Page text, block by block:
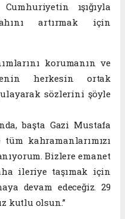
ışığıyla
artırmak için
korumanın ve
herkesin ortak
sözlerini şöyle
başta Gazi Mustafa
kahramanlarımızı
Bizlere emanet
ileriye taşımak için
devam edeceğiz. 29
kutlu olsun.”